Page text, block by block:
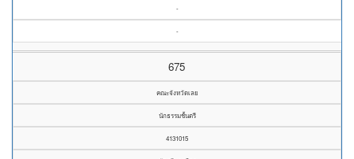
-
-
675
คณะจังหวัดเลย
นักธรรมชั้นตรี
4131015